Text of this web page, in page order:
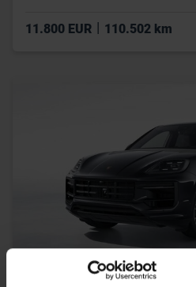
11.800 EUR | 110.502 km